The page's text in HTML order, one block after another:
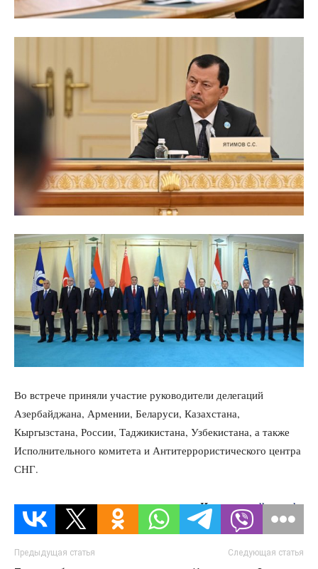
Во встрече приняли участие руководители делегаций
Азербайджана, Армении, Беларуси, Казахстана,
Кыргызстана, России, Таджикистана, Узбекистана, а также
Исполнительного комитета и Антитеррористического центра
СНГ.
Источник: dknews.kz
Предыдущая статья Следующая статья